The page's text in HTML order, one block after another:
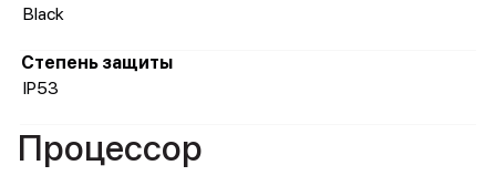
Black
Степень защиты
IP53
Процессор